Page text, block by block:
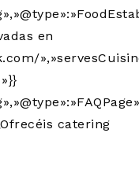
en
catering